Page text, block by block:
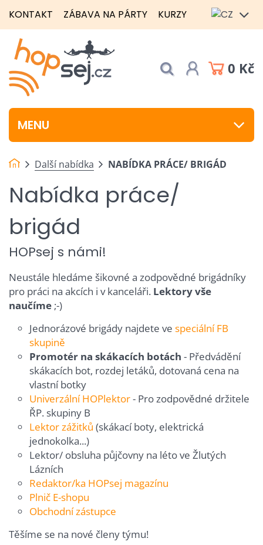
KONTAKT ZÁBAVA NA PÁRTY KURZY
0 Kč
MENU
Další nabídka NABÍDKA PRÁCE/ BRIGÁD
Nabídka práce/
brigád
HOPsej s námi!
Neustále hledáme šikovné a zodpovědné brigádníky
pro práci na akcích i v kanceláři. Lektory vše
naučíme ;-)
Jednorázové brigády najdete ve speciální FB
skupině
Promotér na skákacích botách - Předvádění
skákacích bot, rozdej letáků, dotovaná cena na
vlastní botky
Univerzální HOPlektor- Pro zodpovědné držitele
ŘP. skupiny B
Lektor zážitků (skákací boty, elektrická
jednokolka...)
Lektor/ obsluha půjčovny na léto ve Žlutých
Lázních
Redaktor/ka HOPsej magazínu
Plnič E-shopu
Obchodní zástupce
Těšíme se na nové členy týmu!